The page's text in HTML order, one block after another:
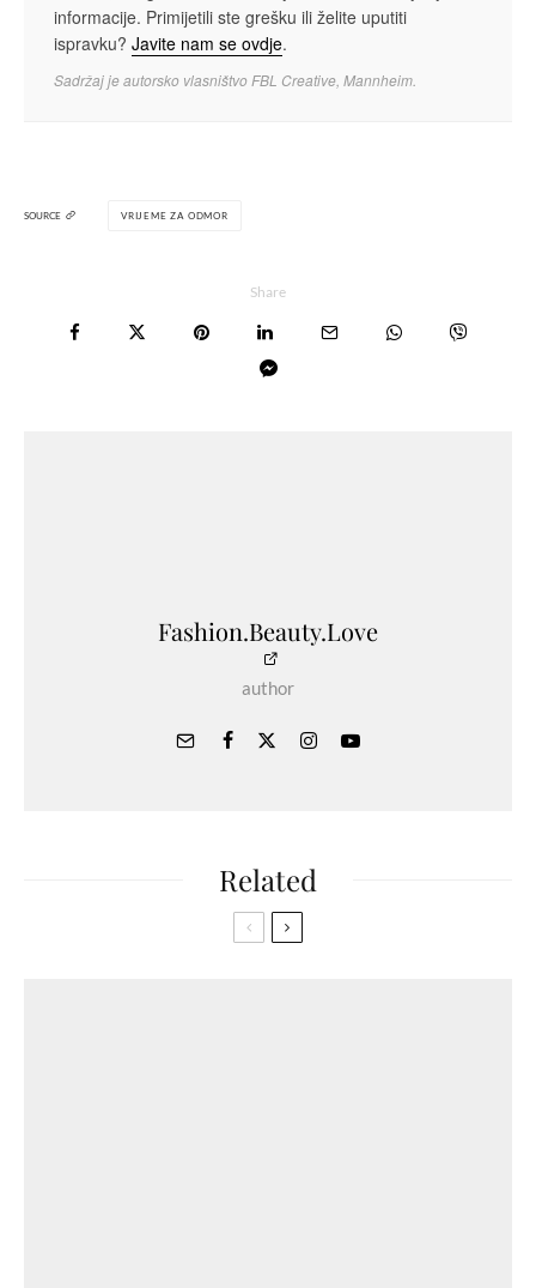
informacije. Primijetili ste grešku ili želite uputiti
ispravku? Javite nam se ovdje.
Sadržaj je autorsko vlasništvo FBL Creative, Mannheim.
SOURCE VRIJEME ZA ODMOR
Share
Fashion.Beauty.Love
author
Related